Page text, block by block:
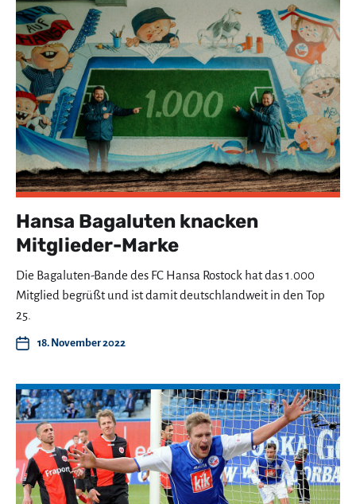
Hansa Bagaluten knacken
Mitglieder-Marke
Die Bagaluten-Bande des FC Hansa Rostock hat das 1.000
Mitglied begrüßt und ist damit deutschlandweit in den Top
25.
18. November 2022